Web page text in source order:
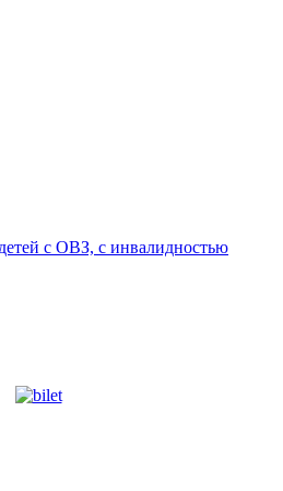
с ОВЗ, с инвалидностью